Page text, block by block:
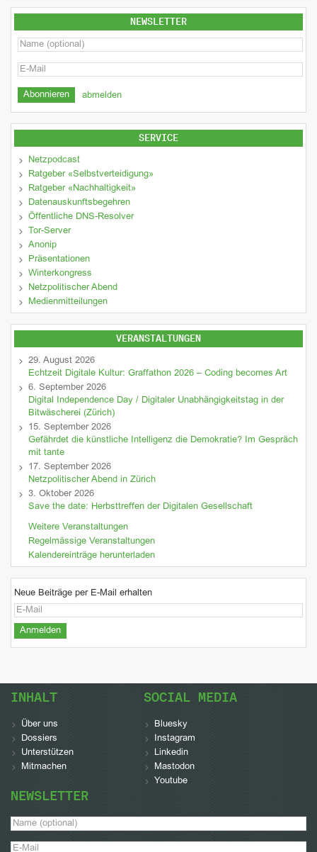
NEWSLETTER
abmelden
SERVICE
Netzpodcast
Ratgeber «Selbstverteidigung»
Ratgeber «Nachhaltigkeit»
Datenauskunftsbegehren
Öffentliche DNS-Resolver
Tor-Server
Anonip
Präsentationen
Winterkongress
Netzpolitischer Abend
Medienmitteilungen
VERANSTALTUNGEN
29. August 2026
Echtzeit Digitale Kultur: Graffathon 2026 – Coding becomes Art
6. September 2026
Digital Independence Day / Digitaler Unabhängigkeitstag in der
Bitwäscherei (Zürich)
15. September 2026
Gefährdet die künstliche Intelligenz die Demokratie? Im Gespräch
mit tante
17. September 2026
Netzpolitischer Abend in Zürich
3. Oktober 2026
Save the date: Herbsttreffen der Digitalen Gesellschaft
Weitere Veranstaltungen
Regelmässige Veranstaltungen
Kalendereinträge herunterladen
Neue Beiträge per E-Mail erhalten
INHALT
Über uns
Dossiers
Unterstützen
Mitmachen
SOCIAL MEDIA
Bluesky
Instagram
Linkedin
Mastodon
Youtube
NEWSLETTER